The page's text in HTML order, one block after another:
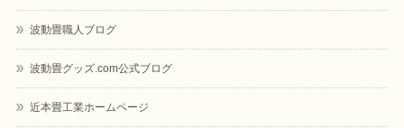
波動畳職人ブログ
波動畳グッズ.com公式ブログ
近本畳工業ホームページ